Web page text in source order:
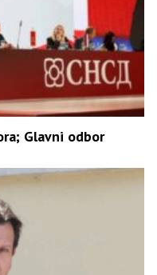
Glavni odbor